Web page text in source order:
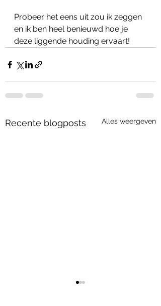
Probeer het eens uit zou ik zeggen
en ik ben heel benieuwd hoe je
deze liggende houding ervaart!
Recente blogposts Alles weergeven